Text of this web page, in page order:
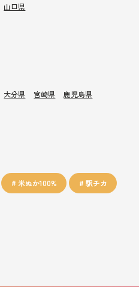
山口県
大分県 宮崎県
鹿児島県
米ぬか100% 駅チカ